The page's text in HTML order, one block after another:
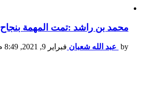
محمد بن راشد :تمت المهمة بنجاح
by عبد الله شعبان فبراير 9, 2021, 8:49 م